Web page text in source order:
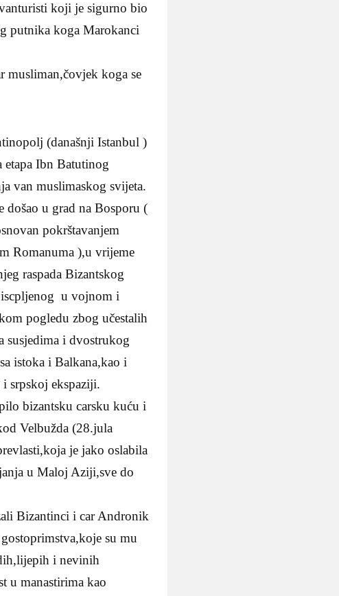
koji je sigurno bio
putnika koga Marokanci
musliman,čovjek koga se
(današnji Istanbul )
etapa Ibn Batutinog
van muslimaskog svijeta.
došao u grad na Bosporu (
pokrštavanjem
Romanuma ),u vrijeme
raspada Bizantskog
iscpljenog u vojnom i
pogledu zbog učestalih
susjedima i dvostrukog
istoka i Balkana,kao i
srpskoj ekspaziji.
bizantsku carsku kuću i
Velbužda (28.jula
je jako oslabila
u Maloj Aziji,sve do
Bizantinci i car Andronik
su mu
i nevinih
u manastirima kao